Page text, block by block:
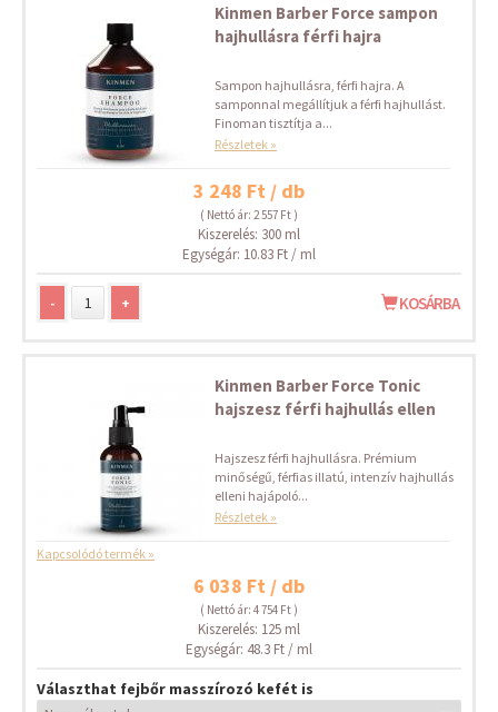
Kinmen Barber Force sampon
hajhullásra férfi hajra
Sampon hajhullásra, férfi hajra. A
samponnal megállítjuk a férfi hajhullást.
Finoman tisztítja a...
Részletek »
3 248 Ft / db
( Nettó ár: 2 557 Ft )
Kiszerelés: 300 ml
Egységár: 10.83 Ft / ml
- + KOSÁRBA
Kinmen Barber Force Tonic
hajszesz férfi hajhullás ellen
Hajszesz férfi hajhullásra. Prémium
minőségű, férfias illatú, intenzív hajhullás
elleni hajápoló...
Részletek »
Kapcsolódó termék »
6 038 Ft / db
( Nettó ár: 4 754 Ft )
Kiszerelés: 125 ml
Egységár: 48.3 Ft / ml
Választhat fejbőr masszírozó kefét is